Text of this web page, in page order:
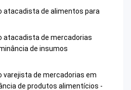
atacadista de alimentos para
atacadista de mercadorias
de insumos
varejista de mercadorias em
de produtos alimentícios -